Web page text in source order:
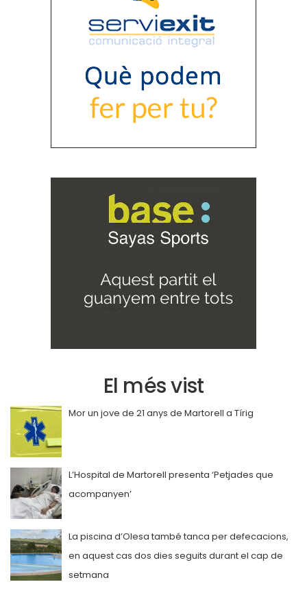
El més vist
Mor un jove de 21 anys de Martorell a Tírig
L’Hospital de Martorell presenta ‘Petjades que
acompanyen’
La piscina d’Olesa també tanca per defecacions,
en aquest cas dos dies seguits durant el cap de
setmana